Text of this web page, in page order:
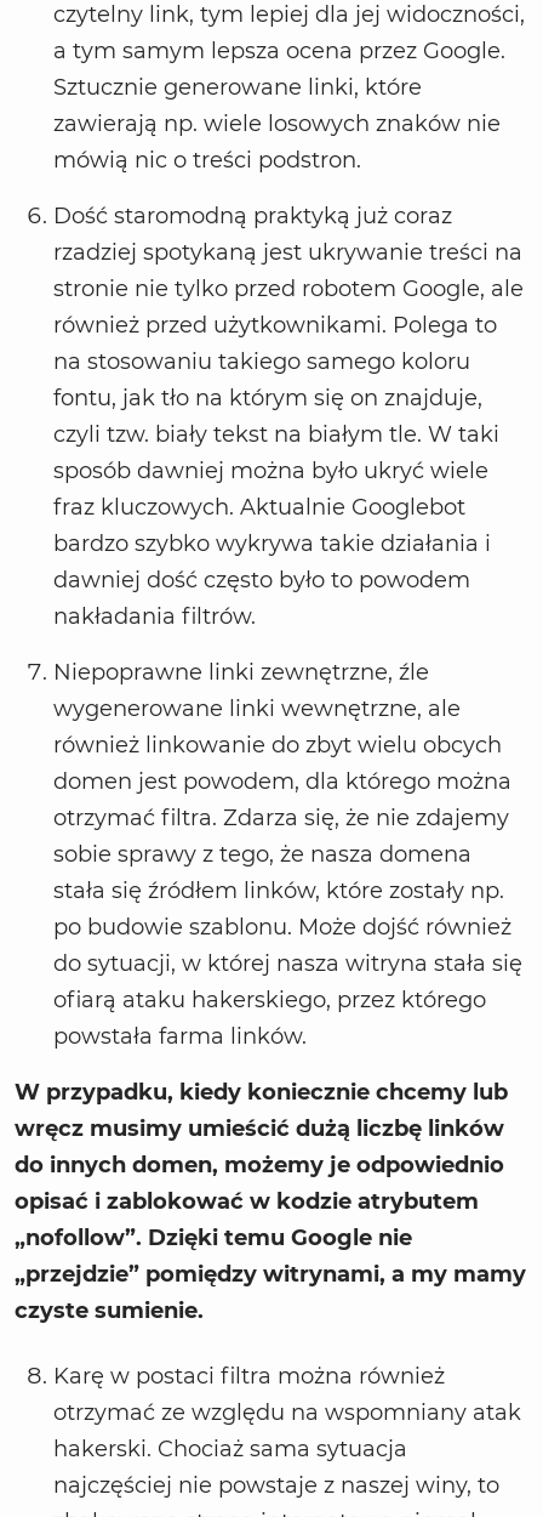
czytelny link, tym lepiej dla jej widoczności,
a tym samym lepsza ocena przez Google.
Sztucznie generowane linki, które
zawierają np. wiele losowych znaków nie
mówią nic o treści podstron.
Dość staromodną praktyką już coraz
rzadziej spotykaną jest ukrywanie treści na
stronie nie tylko przed robotem Google, ale
również przed użytkownikami. Polega to
na stosowaniu takiego samego koloru
fontu, jak tło na którym się on znajduje,
czyli tzw. biały tekst na białym tle. W taki
sposób dawniej można było ukryć wiele
fraz kluczowych. Aktualnie Googlebot
bardzo szybko wykrywa takie działania i
dawniej dość często było to powodem
nakładania filtrów.
Niepoprawne linki zewnętrzne, źle
wygenerowane linki wewnętrzne, ale
również linkowanie do zbyt wielu obcych
domen jest powodem, dla którego można
otrzymać filtra. Zdarza się, że nie zdajemy
sobie sprawy z tego, że nasza domena
stała się źródłem linków, które zostały np.
po budowie szablonu. Może dojść również
do sytuacji, w której nasza witryna stała się
ofiarą ataku hakerskiego, przez którego
powstała farma linków.
W przypadku, kiedy koniecznie chcemy lub
wręcz musimy umieścić dużą liczbę linków
do innych domen, możemy je odpowiednio
opisać i zablokować w kodzie atrybutem
„nofollow”. Dzięki temu Google nie
„przejdzie” pomiędzy witrynami, a my mamy
czyste sumienie.
Karę w postaci filtra można również
otrzymać ze względu na wspomniany atak
hakerski. Chociaż sama sytuacja
najczęściej nie powstaje z naszej winy, to